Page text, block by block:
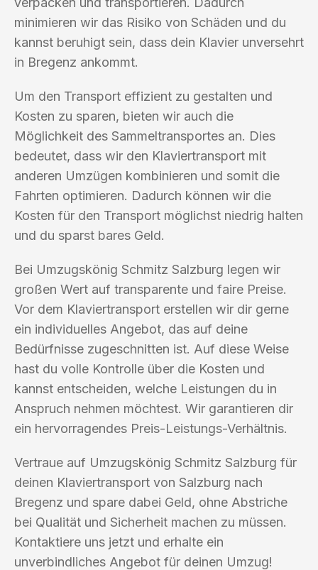
minimieren wir das Risiko von Schäden und du
kannst beruhigt sein, dass dein Klavier unversehrt
in Bregenz ankommt.
Um den Transport effizient zu gestalten und
Kosten zu sparen, bieten wir auch die
Möglichkeit des Sammeltransportes an. Dies
bedeutet, dass wir den Klaviertransport mit
anderen Umzügen kombinieren und somit die
Fahrten optimieren. Dadurch können wir die
Kosten für den Transport möglichst niedrig halten
und du sparst bares Geld.
Bei Umzugskönig Schmitz Salzburg legen wir
großen Wert auf transparente und faire Preise.
Vor dem Klaviertransport erstellen wir dir gerne
ein individuelles Angebot, das auf deine
Bedürfnisse zugeschnitten ist. Auf diese Weise
hast du volle Kontrolle über die Kosten und
kannst entscheiden, welche Leistungen du in
Anspruch nehmen möchtest. Wir garantieren dir
ein hervorragendes Preis-Leistungs-Verhältnis.
Vertraue auf Umzugskönig Schmitz Salzburg für
deinen Klaviertransport von Salzburg nach
Bregenz und spare dabei Geld, ohne Abstriche
bei Qualität und Sicherheit machen zu müssen.
Kontaktiere uns jetzt und erhalte ein
unverbindliches Angebot für deinen Umzug!